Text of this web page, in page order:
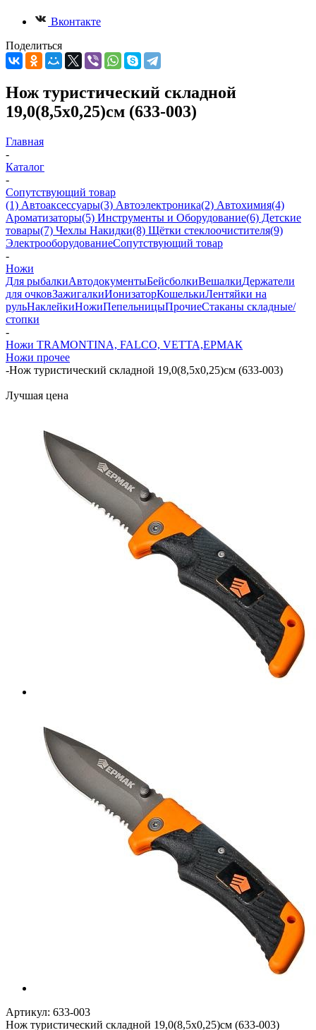
Вконтакте
Поделиться
Нож туристический складной
19,0(8,5х0,25)см (633-003)
Главная
-
Каталог
-
Сопутствующий товар
(1) Автоаксессуары(3) Автоэлектроника(2) Автохимия(4)
Ароматизаторы(5) Инструменты и Оборудование(6) Детские
товары(7) Чехлы Накидки(8) Щётки стеклоочистителя(9)
ЭлектрооборудованиеСопутствующий товар
-
Ножи
Для рыбалкиАвтодокументыБейсболкиВешалкиДержатели
для очковЗажигалкиИонизаторКошелькиЛентяйки на
рульНаклейкиНожиПепельницыПрочиеСтаканы складные/
стопки
-
Ножи TRAMONTINA, FALCO, VETTA,ЕРМАК
Ножи прочее
-Нож туристический складной 19,0(8,5х0,25)см (633-003)
Лучшая цена
Артикул: 633-003
Нож туристический складной 19,0(8,5х0,25)см (633-003)